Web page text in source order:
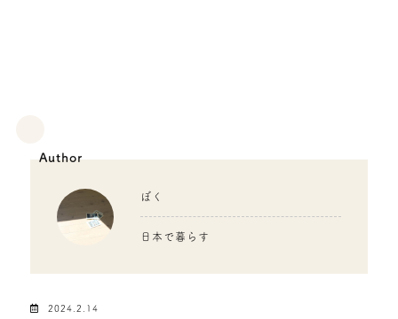
Author
ぼく
日本で暮らす
2024.2.14